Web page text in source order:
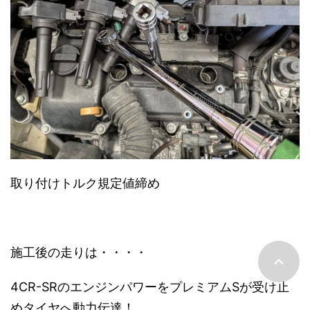
取り付けトルク規定値締め
施工後の走りは・・・・
4CR-SRのエンジンパワーをプレミアムSが受け止